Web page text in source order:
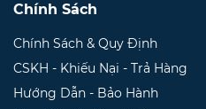
Chính Sách
Chính Sách & Quy Định
CSKH - Khiếu Nại - Trả Hàng
Hướng Dẫn - Bảo Hành